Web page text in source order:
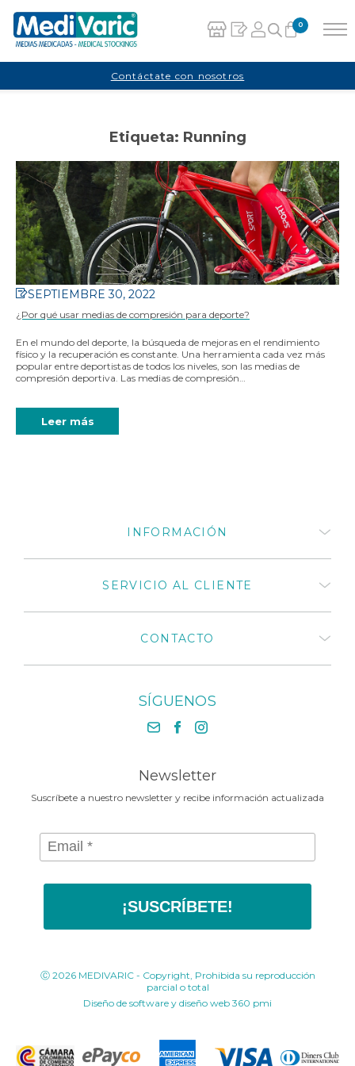
0
Carrito
Contáctate con nosotros
Etiqueta: Running
SEPTIEMBRE 30, 2022
¿Por qué usar medias de compresión para deporte?
En el mundo del deporte, la búsqueda de mejoras en el rendimiento
físico y la recuperación es constante. Una herramienta cada vez más
popular entre deportistas de todos los niveles, son las medias de
compresión deportiva. Las medias de compresión…
Leer más
INFORMACIÓN
Quiénes somos
Políticas de privacidad
devoluciones 2025
El cuidado que tu cuerpo
Bogotá 2025
SERVICIO AL CLIENTE
Preguntas frecuentes
Mis compras
Medivaric en Colombia
Contáctenos
CONTACTO
+57 1 430 3030
+57 318 675 8664
SÍGUENOS
Newsletter
Suscríbete a nuestro newsletter y recibe información actualizada
¡SUSCRÍBETE!
Ⓒ 2026 MEDIVARIC - Copyright, Prohibida su reproducción
parcial o total
Diseño de software y diseño web 360 pmi